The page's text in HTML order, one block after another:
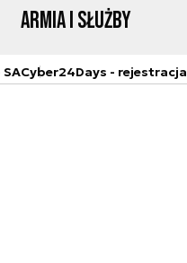
Armia i Służby
Cyber24Days - rejestracja